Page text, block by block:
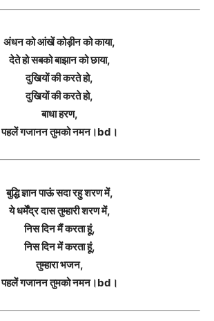
अंधन को आंखें कोड़ीन को काया,
देते हो सबको बाझान को छाया,
दुखियों की करते हो,
दुखियों की करते हो,
बाधा हरण,
पहलें गजानन तुमको नमन।bd।
बुद्धि ज्ञान पाऊं सदा रहु शरण में,
ये धर्मेंद्र दास तुम्हारी शरण में,
निस दिन मैं करता हूं,
निस दिन में करता हूं,
तुम्हारा भजन,
पहलें गजानन तुमको नमन।bd।